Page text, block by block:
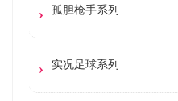
孤胆枪手系列
实况足球系列